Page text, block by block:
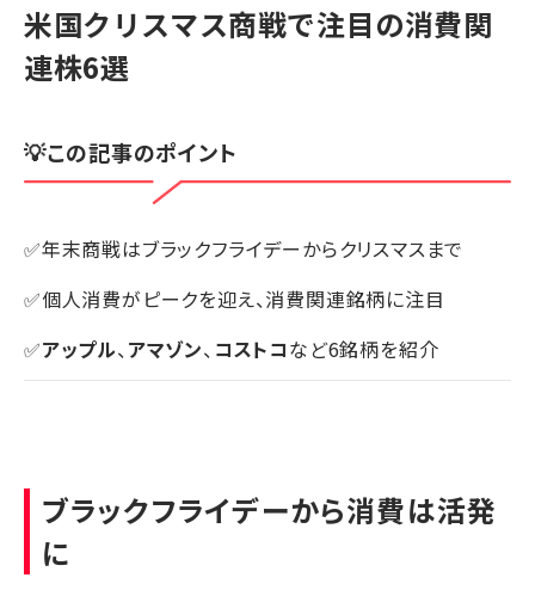
米国クリスマス商戦で注目の消費関
連株6選
💡この記事のポイント
✅年末商戦はブラックフライデーからクリスマスまで
✅個人消費がピークを迎え、消費関連銘柄に注目
✅アップル、アマゾン、 コストコなど6銘柄を紹介
ブラックフライデーから消費は活発
に